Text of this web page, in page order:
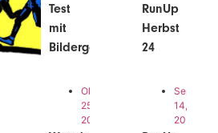
Test
mit
Bildergalerie
RunUp
Herbst
24
Oktober
25,
2023
September
14,
2023